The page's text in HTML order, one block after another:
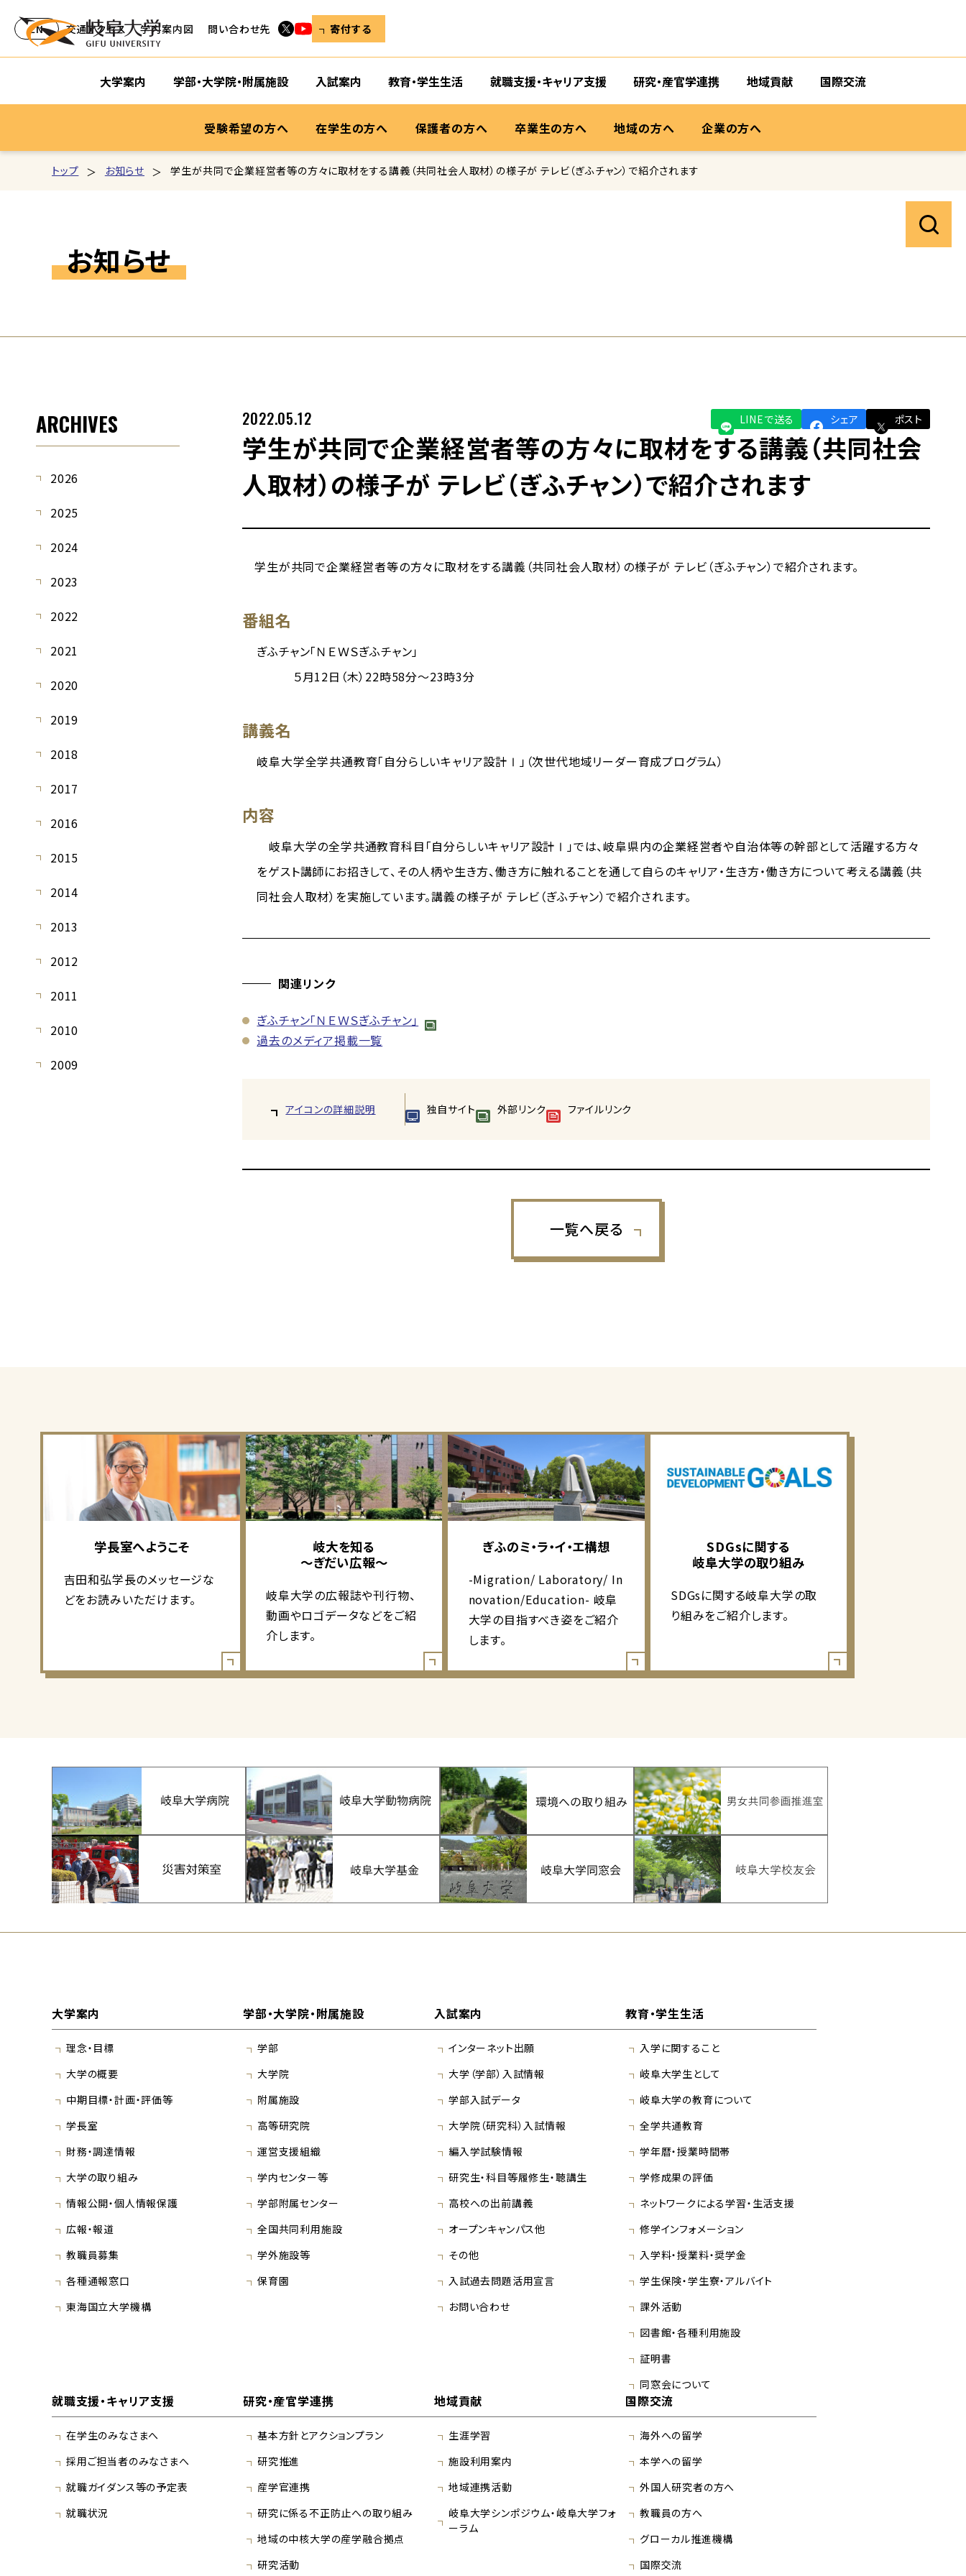
大学案内 学部・大学院・附属施設 入試案内 教育・学生生活 就職支援・キャリア支援 研究・産官学連携 地域貢献 国際交流
受験希望の方へ 在学生の方へ 保護者の方へ 卒業生の方へ 地域の方へ 企業の方へ
EN 交通アクセス 学内案内図 問い合わせ先 寄付する
トップ お知らせ 学生が共同で企業経営者等の方々に取材をする講義（共同社会人取材）の様子が テレビ（ぎふチャン）で紹介されます
お知らせ
学生が共同で企業経営者等の方々に取材をする講義（共同社会
人取材）の様子が テレビ（ぎふチャン）で紹介されます
2022.05.12 LINEで送る シェア ポスト
学生が共同で企業経営者等の方々に取材をする講義（共同社会人取材）の様子が テレビ（ぎふチャン）で紹介されます。
番組名
ぎふチャン「ＮＥＷＳぎふチャン」
５月12日（木）22時58分～23時3分
講義名
岐阜大学全学共通教育「自分らしいキャリア設計Ⅰ」（次世代地域リーダー育成プログラム）
内容
岐阜大学の全学共通教育科目「自分らしいキャリア設計Ⅰ」では、岐阜県内の企業経営者や自治体等の幹部として活躍する方々
をゲスト講師にお招きして、その人柄や生き方、働き方に触れることを通して自らのキャリア・生き方・働き方について考える講義（共
同社会人取材）を実施しています。講義の様子が テレビ（ぎふチャン）で紹介されます。
関連リンク
ぎふチャン「ＮＥＷＳぎふチャン」
過去のメディア掲載一覧
アイコンの詳細説明 独自サイト 外部リンク ファイルリンク
一覧へ戻る
ARCHIVES
2026
2025
2024
2023
2022
2021
2020
2019
2018
2017
2016
2015
2014
2013
2012
2011
2010
2009
学長室へようこそ
吉田和弘学長のメッセージな
どをお読みいただけます。
岐大を知る
～ぎだい広報～
岐阜大学の広報誌や刊行物、
動画やロゴデータなどをご紹
介します。
ぎふのミ・ラ・イ・エ構想
-Migration/ Laboratory/ In
novation/Education- 岐阜
大学の目指すべき姿をご紹介
します。
SDGsに関する
岐阜大学の取り組み
SDGsに関する岐阜大学の取
り組みをご紹介します。
大学案内
理念・目標
大学の概要
中期目標・計画・評価等
学長室
財務・調達情報
大学の取り組み
情報公開・個人情報保護
広報・報道
教職員募集
各種通報窓口
東海国立大学機構
学部・大学院・附属施設
学部
大学院
附属施設
高等研究院
運営支援組織
学内センター等
学部附属センター
全国共同利用施設
学外施設等
保育園
入試案内
インターネット出願
大学（学部）入試情報
学部入試データ
大学院（研究科）入試情報
編入学試験情報
研究生・科目等履修生・聴講生
高校への出前講義
オープンキャンパス他
その他
入試過去問題活用宣言
お問い合わせ
教育・学生生活
入学に関すること
岐阜大学生として
岐阜大学の教育について
全学共通教育
学年暦・授業時間帯
学修成果の評価
ネットワークによる学習・生活支援
修学インフォメーション
入学料・授業料・奨学金
学生保険・学生寮・アルバイト
課外活動
図書館・各種利用施設
証明書
同窓会について
就職支援・キャリア支援
在学生のみなさまへ
採用ご担当者のみなさまへ
就職ガイダンス等の予定表
就職状況
研究・産官学連携
基本方針とアクションプラン
研究推進
産学官連携
研究に係る不正防止への取り組み
地域の中核大学の産学融合拠点
研究活動
地域貢献
生涯学習
施設利用案内
地域連携活動
岐阜大学シンポジウム・岐阜大学フォ
ーラム
国際交流
海外への留学
本学への留学
外国人研究者の方へ
教職員の方へ
グローカル推進機構
国際交流